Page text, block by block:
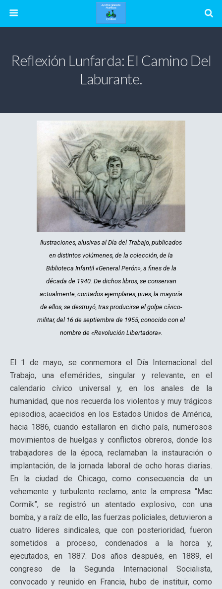
Reflexión Lunfarda: El Camino Del
Laburante.
Ilustraciones, alusivas al Día del Trabajo, publicados
en distintos volúmenes, de la colección, de la
Biblioteca Infantil «General Perón», a fines de la
década de 1940. De dichos libros, se conservan
actualmente, contados ejemplares, pues, la mayoría
de ellos, se destruyó, tras producirse el golpe cívico-
militar, del 16 de septiembre de 1955, conocido con el
nombre de «Revolución Libertadora».
El 1 de mayo, se conmemora el Día Internacional del
Trabajo, una efemérides, singular y relevante, en el
calendario cívico universal y, en los anales de la
humanidad, que nos recuerda los violentos y muy trágicos
episodios, acaecidos en los Estados Unidos de América,
hacia 1886, cuando estallaron en dicho país, numerosos
movimientos de huelgas y conflictos obreros, donde los
trabajadores de la época, reclamaban la instauración o
implantación, de la jornada laboral de ocho horas diarias.
En la ciudad de Chicago, como consecuencia de un
vehemente y turbulento reclamo, ante la empresa “Mac
Cormik”, se registró un atentado explosivo, con una
bomba, y a raíz de ello, las fuerzas policiales, detuvieron a
cuatro líderes sindicales, que con posterioridad, fueron
sometidos a proceso, condenados a la horca y,
ejecutados, en 1887. Dos años después, en 1889, el
congreso de la Segunda Internacional Socialista,
convocado y reunido en Francia, hubo de instituir, como